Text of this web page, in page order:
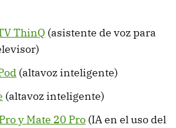
ThinQ (asistente de voz para
(altavoz inteligente)
(altavoz inteligente)
y Mate 20 Pro (IA en el uso del